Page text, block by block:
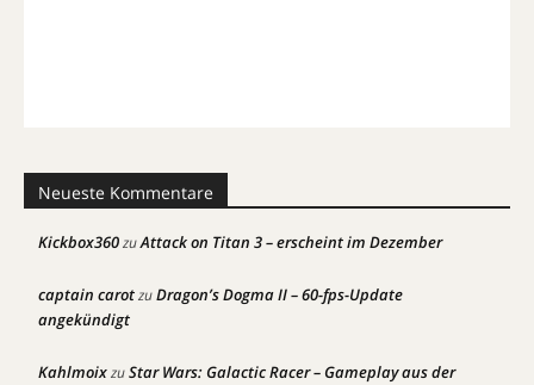
Neueste Kommentare
Kickbox360zuAttack on Titan 3 – erscheint im Dezember
captain carotzuDragon’s Dogma II – 60-fps-Update
angekündigt
KahlmoixzuStar Wars: Galactic Racer – Gameplay aus der